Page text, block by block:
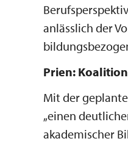
anlässlich der
Prien:
Mit der
„einen
akademischer